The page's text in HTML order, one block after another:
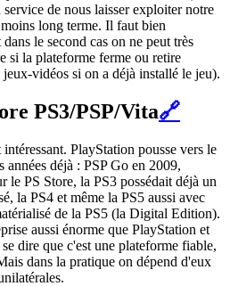
de nous laisser exploiter notre
long terme. Il faut bien
le second cas on ne peut très
si la plateforme ferme ou retire
vidéos si on a déjà installé le jeu).
PS3/PSP/Vita🔗
PlayStation pousse vers le
années déjà : PSP Go en 2009,
le PS Store, la PS3 possédait déjà un
la PS4 et même la PS5 aussi avec
de la PS5 (la Digital Edition).
aussi énorme que PlayStation et
dire que c'est une plateforme fiable,
dans la pratique on dépend d'eux